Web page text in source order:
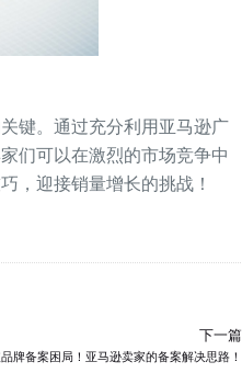
键。通过充分利用亚马逊广
们可以在激烈的市场竞争中
，迎接销量增长的挑战！
下一篇
牌备案困局！亚马逊卖家的备案解决思路！